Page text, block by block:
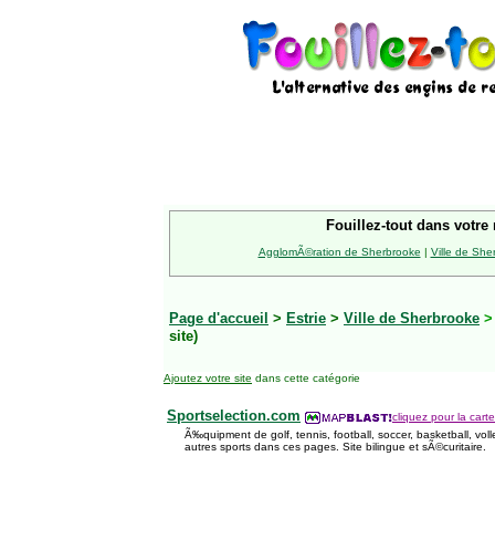
Fouillez-tout dans votre
AgglomÃ©ration de Sherbrooke | Ville de
Page d'accueil > Estrie > Ville de Sherbrooke
site)
Ajoutez votre site dans cette catégorie
Sportselection.com
cliquez pour la
Ã‰quipment de golf, tennis, football, soccer, basketball,
autres sports dans ces pages. Site bilingue et sÃ©curitaire.